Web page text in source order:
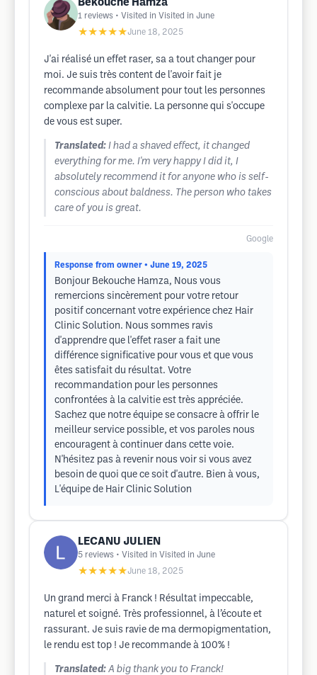
Bekouche Hamza
1 reviews • Visited in Visited in June
★★★★★June 18, 2025
J'ai réalisé un effet raser, sa a tout changer pour
moi. Je suis très content de l'avoir fait je
recommande absolument pour tout les personnes
complexe par la calvitie. La personne qui s'occupe
de vous est super.
Translated: I had a shaved effect, it changed
everything for me. I'm very happy I did it, I
absolutely recommend it for anyone who is self-
conscious about baldness. The person who takes
care of you is great.
Google
Response from owner • June 19, 2025
Bonjour Bekouche Hamza, Nous vous
remercions sincèrement pour votre retour
positif concernant votre expérience chez Hair
Clinic Solution. Nous sommes ravis
d'apprendre que l'effet raser a fait une
différence significative pour vous et que vous
êtes satisfait du résultat. Votre
recommandation pour les personnes
confrontées à la calvitie est très appréciée.
Sachez que notre équipe se consacre à offrir le
meilleur service possible, et vos paroles nous
encouragent à continuer dans cette voie.
N'hésitez pas à revenir nous voir si vous avez
besoin de quoi que ce soit d'autre. Bien à vous,
L'équipe de Hair Clinic Solution
LECANU JULIEN
5 reviews • Visited in Visited in June
★★★★★June 18, 2025
Un grand merci à Franck ! Résultat impeccable,
naturel et soigné. Très professionnel, à l’écoute et
rassurant. Je suis ravie de ma dermopigmentation,
le rendu est top ! Je recommande à 100% !
Translated: A big thank you to Franck!